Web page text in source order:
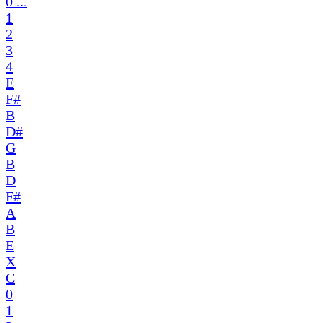
1
2
3
4
E
F#
B
D#
G
B
D
F#
A
B
E
X
C
0
1